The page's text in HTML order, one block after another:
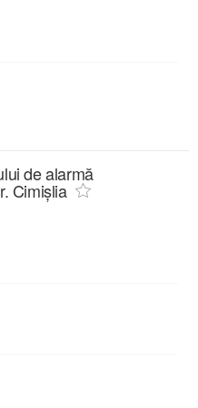
de alarmă
Cimișlia